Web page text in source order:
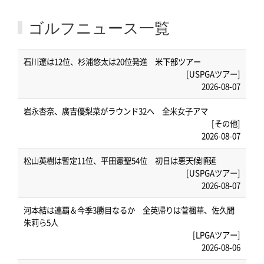
ゴルフニュース一覧
石川遼は12位、杉浦悠太は20位発進 米下部ツアー
[USPGAツアー]
2026-08-07
岩永杏奈、廣吉優梨菜がラウンド32へ 全米女子アマ
[その他]
2026-08-07
松山英樹は暫定11位、平田憲聖54位 初日は悪天候順延
[USPGAツアー]
2026-08-07
河本結は連覇＆今季3勝目なるか 全英帰りは菅楓華、佐久間
朱莉ら5人
[LPGAツアー]
2026-08-06